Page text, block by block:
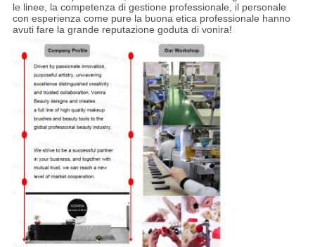
le linee, la competenza di gestione professionale, il personale
con esperienza come pure la buona etica professionale hanno
avuti fare la grande reputazione goduta di vonira!